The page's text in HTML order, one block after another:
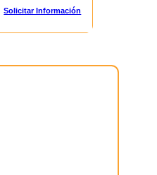
Solicitar Información